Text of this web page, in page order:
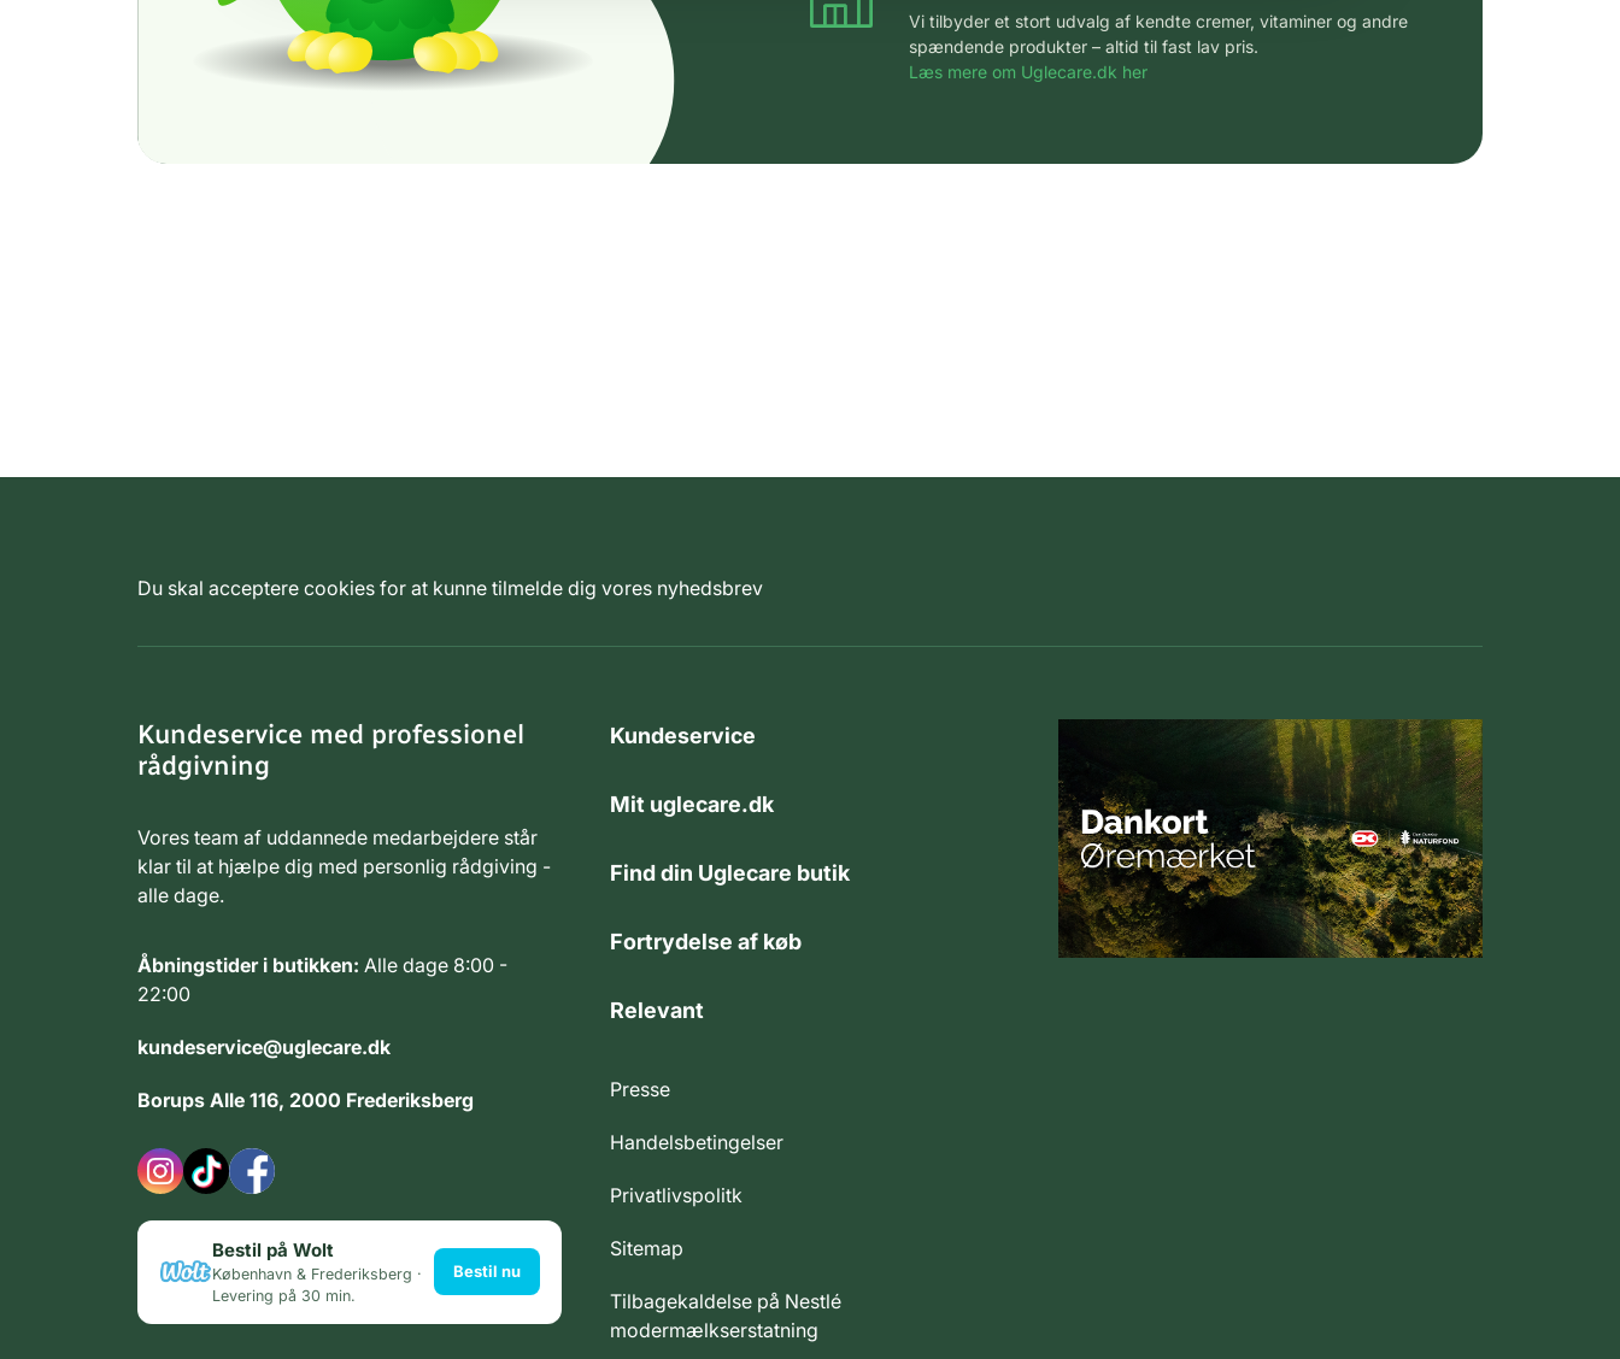
Vi tilbyder et stort udvalg af kendte cremer, vitaminer og andre
spændende produkter – altid til fast lav pris.
Læs mere om Uglecare.dk her
Du skal acceptere cookies for at kunne tilmelde dig vores nyhedsbrev
Kundeservice med professionel
rådgivning
Vores team af uddannede medarbejdere står
klar til at hjælpe dig med personlig rådgiving -
alle dage.
Åbningstider i butikken: Alle dage 8:00 -
22:00
kundeservice@uglecare.dk
Borups Alle 116, 2000 Frederiksberg
Bestil på Wolt
København & Frederiksberg ·
Levering på 30 min.
Bestil nu
Kundeservice
Mit uglecare.dk
Find din Uglecare butik
Fortrydelse af køb
Relevant
Presse
Handelsbetingelser
Privatlivspolitk
Sitemap
Tilbagekaldelse på Nestlé
modermælkserstatning